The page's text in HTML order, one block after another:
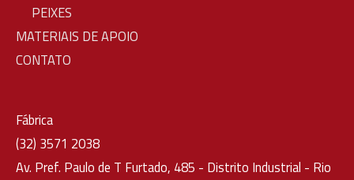
PEIXES
MATERIAIS DE APOIO
CONTATO
Fábrica
(32) 3571 2038
Av. Pref. Paulo de T Furtado, 485 - Distrito Industrial - Rio